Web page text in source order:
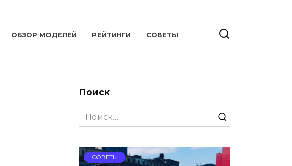
ОБЗОР МОДЕЛЕЙ РЕЙТИНГИ СОВЕТЫ
Поиск
Search
for:
СОВЕТЫ